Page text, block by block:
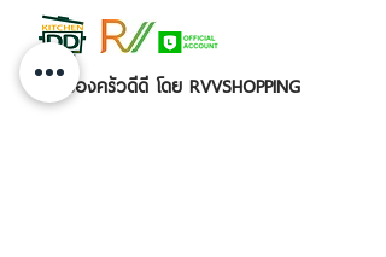
เครื่องครัวดีดี โดย RVVSHOPPING